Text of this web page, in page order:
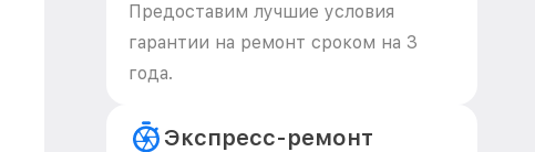
Предоставим лучшие условия
гарантии на ремонт сроком на 3
года.
Экспресс-ремонт